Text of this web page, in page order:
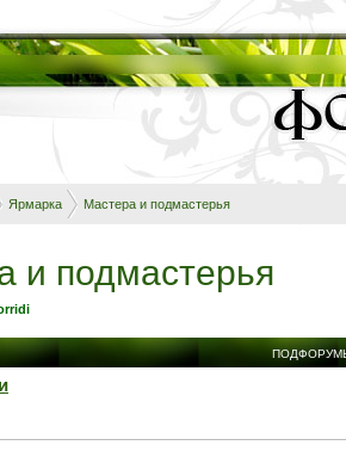
Ярмарка Мастера и подмастерья
и подмастерья